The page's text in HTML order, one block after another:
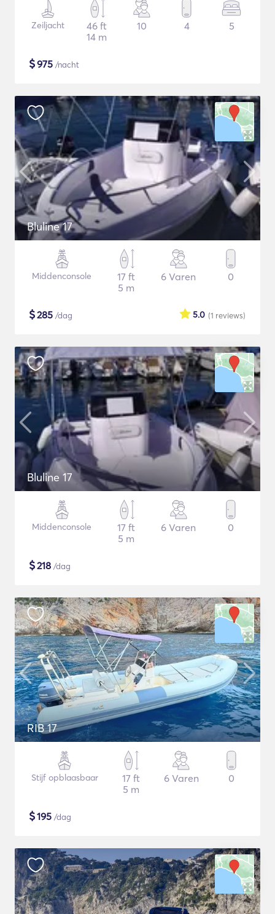
Zeiljacht
46 ft
14 m
10 4 5
$975 /nacht
Bluline 17
Middenconsole
17 ft
5 m
6 Varen 0
$285 /dag (1 reviews)
5.0
Bluline 17
Middenconsole
17 ft
5 m
6 Varen 0
$218 /dag
RIB 17
Stijf opblaasbaar
17 ft
5 m
6 Varen 0
$195 /dag